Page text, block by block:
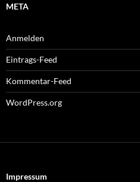
META
Anmelden
Eintrags-Feed
Kommentar-Feed
WordPress.org
Impressum